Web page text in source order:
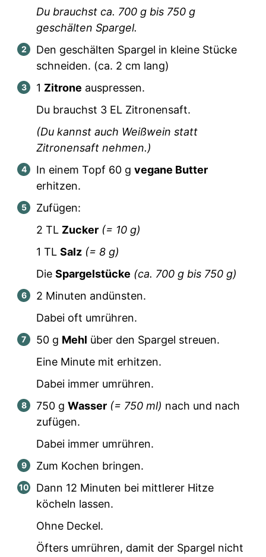
Du brauchst ca. 700 g bis 750 g
geschälten Spargel.
Den geschälten Spargel in kleine Stücke
schneiden. (ca. 2 cm lang)
1 Zitrone auspressen.
Du brauchst 3 EL Zitronensaft.
(Du kannst auch Weißwein statt
Zitronensaft nehmen.)
In einem Topf 60 g vegane Butter
erhitzen.
Zufügen:
2 TL Zucker (= 10 g)
1 TL Salz (= 8 g)
Die Spargelstücke (ca. 700 g bis 750 g)
2 Minuten andünsten.
Dabei oft umrühren.
50 g Mehl über den Spargel streuen.
Eine Minute mit erhitzen.
Dabei immer umrühren.
750 g Wasser (= 750 ml) nach und nach
zufügen.
Dabei immer umrühren.
Zum Kochen bringen.
Dann 12 Minuten bei mittlerer Hitze
köcheln lassen.
Ohne Deckel.
Öfters umrühren, damit der Spargel nicht